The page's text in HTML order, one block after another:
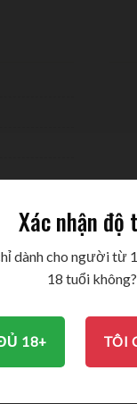
THÔNG
Xác nhận độ
dành cho người từ
18 tuổi không?
18+ TÔI